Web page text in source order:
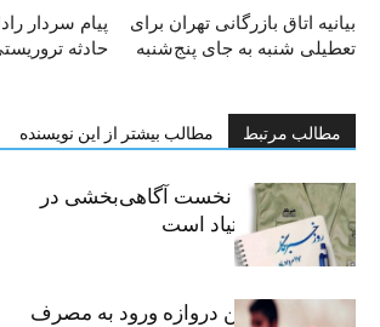
پیام سردار
حادثه‌
بیانیه اتاق بازرگانی تهران برای
تعطیلی شنبه به جای پنج‌شنبه
مطالب مرتبط مطالب بیشتر از این نویسنده
«رسانه» سنگر نخست آگاهی‌بخشی در
پیشگیری از اعتیاد است
سیگار، مهمترین دروازه ورود به مصرف